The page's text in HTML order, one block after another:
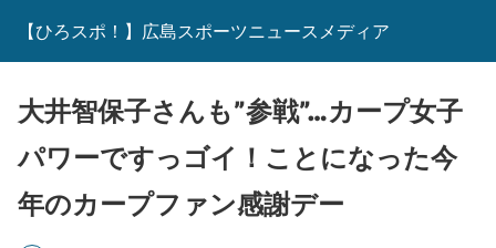
【ひろスポ！】広島スポーツニュースメディア
大井智保子さんも”参戦”…カープ女子
パワーですっゴイ！ことになった今
年のカープファン感謝デー